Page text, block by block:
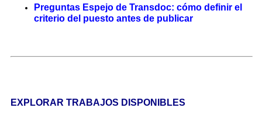
Preguntas Espejo de Transdoc: cómo definir el
criterio del puesto antes de publicar
EXPLORAR TRABAJOS DISPONIBLES